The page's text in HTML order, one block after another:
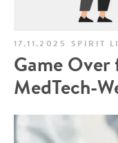
17.11.2025 SPIRIT
Game Over
MedTech-